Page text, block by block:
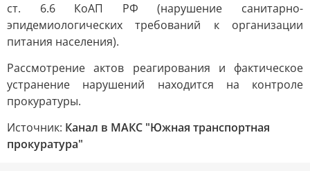
ст. 6.6 КоАП РФ (нарушение санитарно-
эпидемиологических требований к организации
питания населения).
Рассмотрение актов реагирования и фактическое
устранение нарушений находится на контроле
прокуратуры.
Источник: Канал в МАКС "Южная транспортная
прокуратура"